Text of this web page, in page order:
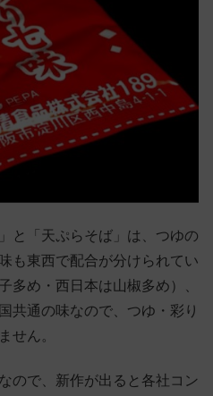
と「天ぷらそば」は、つゆの
も東西で配合が分けられてい
多め・西日本は山椒多め）、
共通の味なので、つゆ・彩り
せん。
ので、新作が出ると各社コン